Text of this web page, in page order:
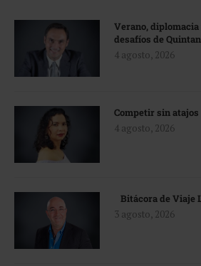
Verano,
desafíos de
4 agosto, 2026
Competir sin atajos
4 agosto, 2026
Bitácora de Viaje
3 agosto, 2026